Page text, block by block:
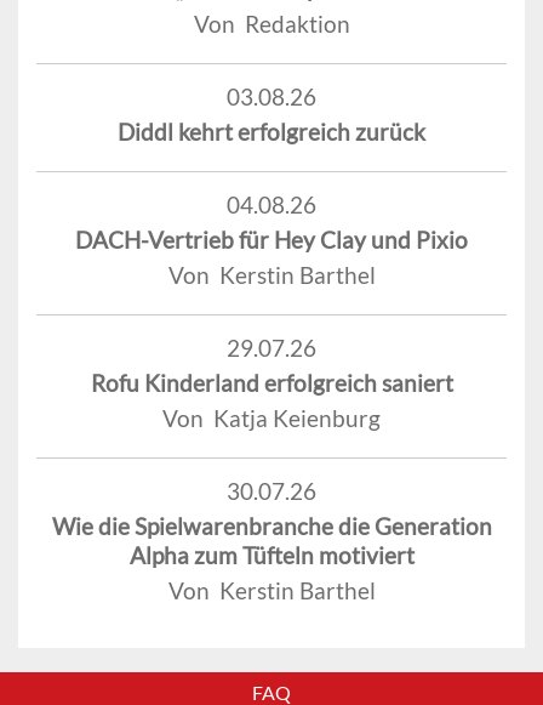
Von Redaktion
03.08.26
Diddl kehrt erfolgreich zurück
04.08.26
DACH-Vertrieb für Hey Clay und Pixio
Von Kerstin Barthel
29.07.26
Rofu Kinderland erfolgreich saniert
Von Katja Keienburg
30.07.26
Wie die Spielwarenbranche die Generation
Alpha zum Tüfteln motiviert
Von Kerstin Barthel
FAQ